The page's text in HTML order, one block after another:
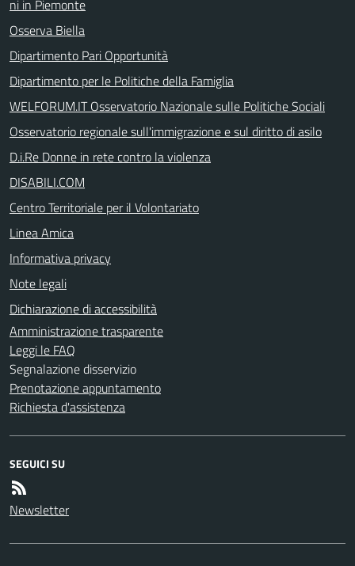
ni in Piemonte
Osserva Biella
Dipartimento Pari Opportunità
Dipartimento per le Politiche della Famiglia
WELFORUM.IT Osservatorio Nazionale sulle Politiche Sociali
Osservatorio regionale sull'immigrazione e sul diritto di asilo
D.i.Re Donne in rete contro la violenza
DISABILI.COM
Centro Territoriale per il Volontariato
Linea Amica
Informativa privacy
Note legali
Dichiarazione di accessibilità
Amministrazione trasparente
Leggi le FAQ
Segnalazione disservizio
Prenotazione appuntamento
Richiesta d'assistenza
SEGUICI SU
Newsletter